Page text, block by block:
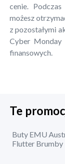
cenie.
możesz
z pozostałymi
Cyber Monday
finansowych.
Te
Buty EMU
Flutter